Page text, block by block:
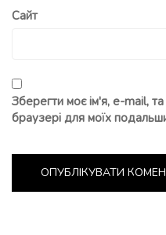
Сайт
Зберегти моє ім'я, e-mail,
браузері для моїх